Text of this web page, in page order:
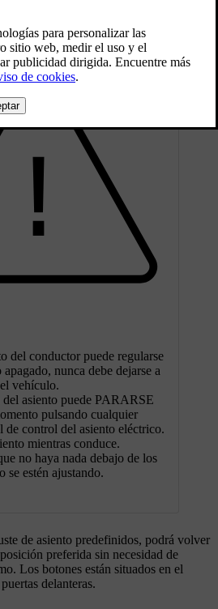
del conductor puede regularse
nunca debe dejarse a
vehículo.
asiento puede PARARSE
pulsando cualquier
de control del asiento eléctrico.
mientras conduce.
no haya nada debajo de los
se estén ajustando.
de asiento predefinidos, podrá volver
preferida sin necesidad de
Los botones están situados en el
delanteras.